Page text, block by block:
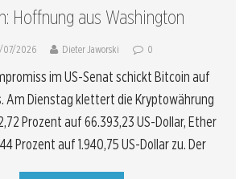
Hoffnung aus Washington
07/2026 Dieter Jaworski 0
im US-Senat schickt Bitcoin auf
Am Dienstag klettert die Kryptowährung
Prozent auf 66.393,23 US-Dollar, Ether
Prozent auf 1.940,75 US-Dollar zu. Der